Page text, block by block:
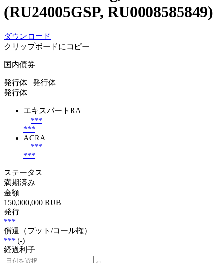
(RU24005GSP, RU0008585849)
ダウンロード
クリップボードにコピー
国内債券
発行体 | 発行体
発行体
エキスパートRA
| ***
***
ACRA
| ***
***
ステータス
満期済み
金額
150,000,000 RUB
発行
***
償還（プット/コール権）
*** (-)
経過利子